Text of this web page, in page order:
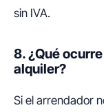
sin IVA.
8. ¿Qué
alquiler?
Si el arrendador